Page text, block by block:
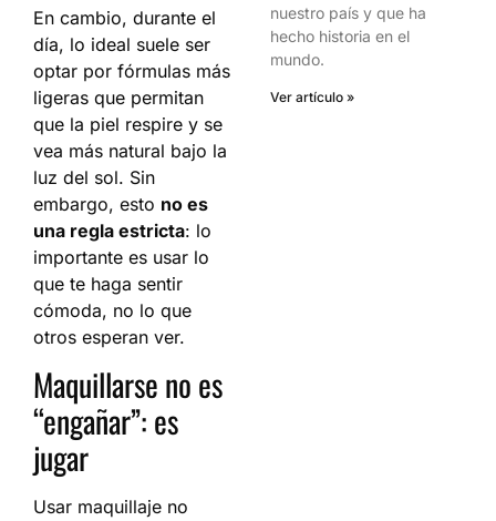
En cambio, durante el
día, lo ideal suele ser
optar por fórmulas más
ligeras que permitan
que la piel respire y se
vea más natural bajo la
luz del sol. Sin
embargo, esto no es
una regla estricta: lo
importante es usar lo
que te haga sentir
cómoda, no lo que
otros esperan ver.
Maquillarse no es
“engañar”: es
jugar
Usar maquillaje no
nuestro país y que ha
hecho historia en el
mundo.
Ver artículo »